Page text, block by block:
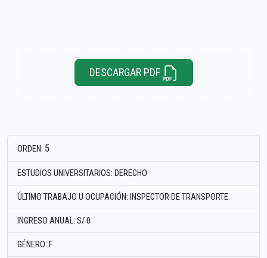
DESCARGAR PDF
ORDEN: 5
ESTUDIOS UNIVERSITARIOS: DERECHO
ÚLTIMO TRABAJO U OCUPACIÓN: INSPECTOR DE TRANSPORTE
INGRESO ANUAL: S/ 0
GÉNERO: F